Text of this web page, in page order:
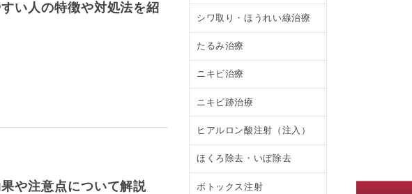
い人の特徴や対処法を紹
や注意点について解説
シワ取り・ほうれい線治療
たるみ治療
ニキビ治療
ニキビ跡治療
ヒアルロン酸注射（注入）
ほくろ除去・いぼ除去
ボトックス注射